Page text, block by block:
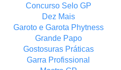
Concurso Selo GP
Dez Mais
Garoto e Garota Phytness
Grande Papo
Gostosuras Práticas
Garra Profissional